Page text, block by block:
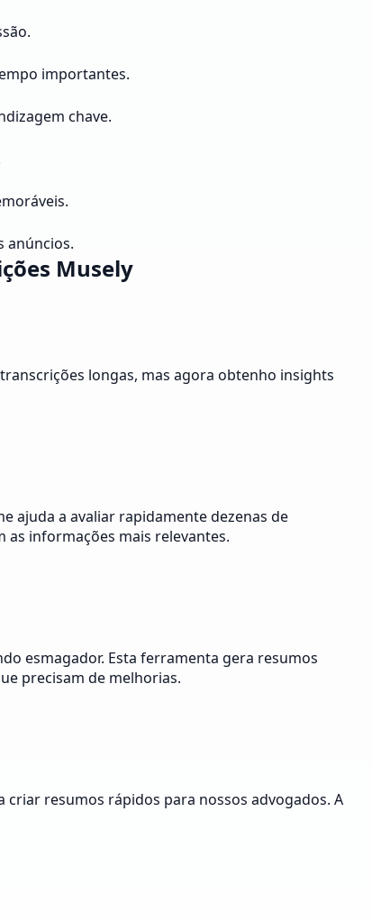
importantes.
chave.
anúncios.
Musely
longas, mas agora obtenho insights
ajuda a avaliar rapidamente dezenas de
informações mais relevantes.
esmagador. Esta ferramenta gera resumos
precisam de melhorias.
resumos rápidos para nossos advogados. A